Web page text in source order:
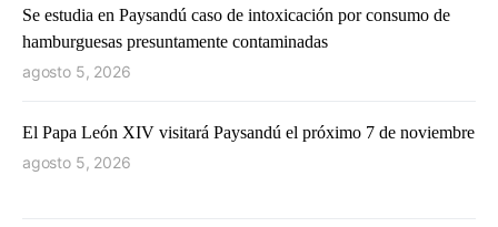
Se estudia en Paysandú caso de intoxicación por consumo de
hamburguesas presuntamente contaminadas
agosto 5, 2026
El Papa León XIV visitará Paysandú el próximo 7 de noviembre
agosto 5, 2026